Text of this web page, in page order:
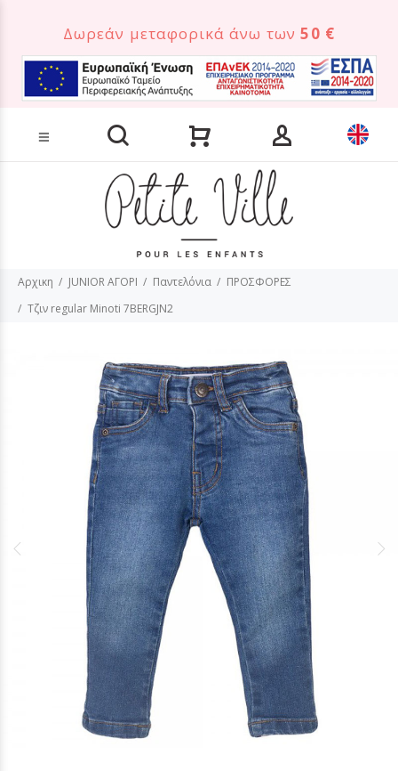
Δωρεάν μεταφορικά άνω των50 €
Αρχικη JUNIOR ΑΓΟΡΙ Παντελόνια
ΠΡΟΣΦΟΡΕΣ
Τζιν regular Minoti 7BERGJN2